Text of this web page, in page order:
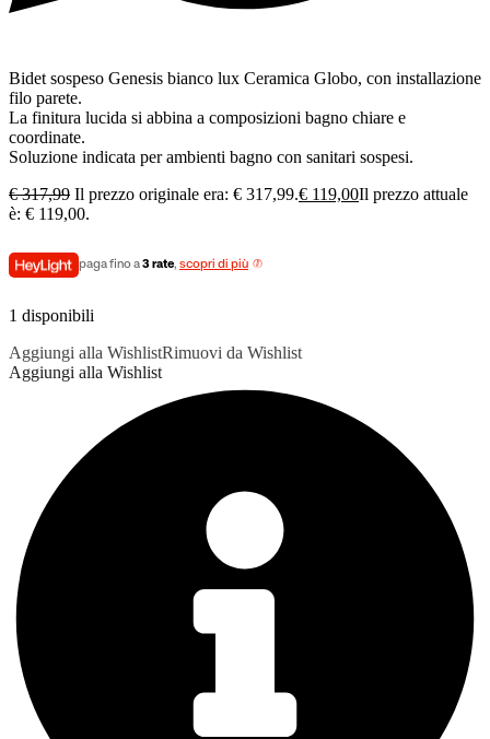
Bidet sospeso Genesis bianco lux Ceramica Globo, con installazione
filo parete.
La finitura lucida si abbina a composizioni bagno chiare e
coordinate.
Soluzione indicata per ambienti bagno con sanitari sospesi.
€317,99 Il prezzo originale era: € 317,99.€ 119,00Il prezzo attuale
è: € 119,00.
paga fino a3 rate, scopri di più
1 disponibili
Aggiungi alla WishlistRimuovi da Wishlist
Aggiungi alla Wishlist